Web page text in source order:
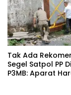
‎Tak Ada
Segel Satpol PP
P3MB: Aparat